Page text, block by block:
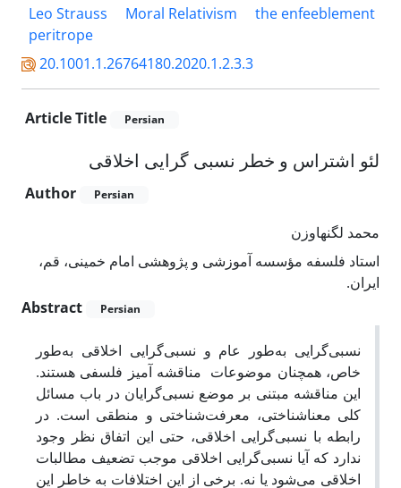
Leo Strauss
Moral Relativism
the enfeeblement
peritrope
20.1001.1.26764180.2020.1.2.3.3
Article Title Persian
لئو اشتراس و خطر نسبی گرایی اخلاقی
Author Persian
محمد لگنهاوزن
استاد فلسفه مؤسسه آموزشی و پژوهشی امام خمینی، قم،
ایران.
Abstract
Persian
نسبی‌گرایی به‌طور عام و نسبی‌گرایی اخلاقی به‌طور
خاص، همچنان موضوعات مناقشه آمیز فلسفی هستند.
این مناقشه مبتنی بر موضع نسبی‌گرایان در باب مسائل
کلی معناشناختی، معرفت‌شناختی و منطقی است. در
رابطه با نسبی‌گرایی اخلاقی، حتی این اتفاق نظر وجود
ندارد که آیا نسبی‌گرایی اخلاقی موجب تضعیف مطالبات
اخلاقی می‌شود یا نه. برخی از این اختلافات به خاطر این